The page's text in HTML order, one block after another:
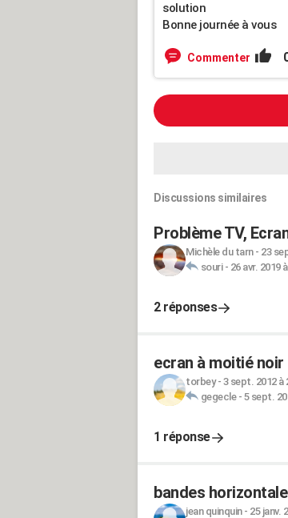
solution
Bonne journée à vous
Commenter
Discussions similaires
Problème TV,
Michèle du tarn- 23
souri- 26 avr. 2019
2 réponses
ecran à moitié noir
torbey- 3 sept. 2012 à
gegecle- 5 sept.
1 réponse
bandes
jean quinquin- 25 janv.